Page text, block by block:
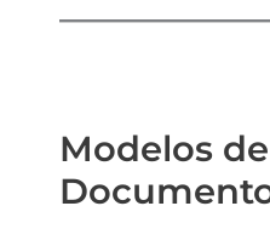
Modelos de